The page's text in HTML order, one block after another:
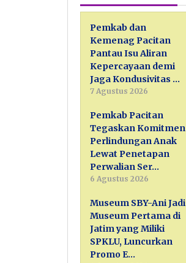
Pemkab dan
Kemenag Pacitan
Pantau Isu Aliran
Kepercayaan demi
Jaga Kondusivitas …
7 Agustus 2026
Pemkab Pacitan
Tegaskan Komitmen
Perlindungan Anak
Lewat Penetapan
Perwalian Ser…
6 Agustus 2026
Museum SBY-Ani Jadi
Museum Pertama di
Jatim yang Miliki
SPKLU, Luncurkan
Promo E…